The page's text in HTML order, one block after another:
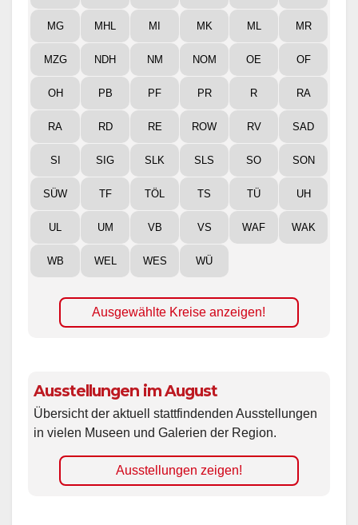
MG MHL MI MK ML MR
MZG NDH NM NOM OE OF
OH PB PF PR R RA
RA RD RE ROW RV SAD
SI SIG SLK SLS SO SON
SÜW TF TÖL TS TÜ UH
UL UM VB VS WAF WAK
WB WEL WES WÜ
Ausgewählte Kreise anzeigen!
Ausstellungen im August
Übersicht der aktuell stattfindenden Ausstellungen
in vielen Museen und Galerien der Region.
Ausstellungen zeigen!